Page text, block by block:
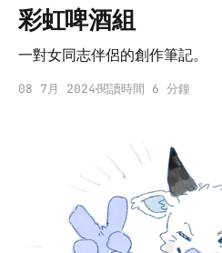
彩虹啤酒組
一對女同志伴侶的創作筆記。
08 7月 2024閱讀時間 6 分鐘